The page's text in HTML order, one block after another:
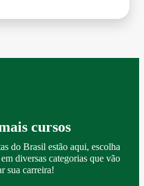
cursos
do Brasil estão aqui, escolha
diversas categorias que vão
sua carreira!